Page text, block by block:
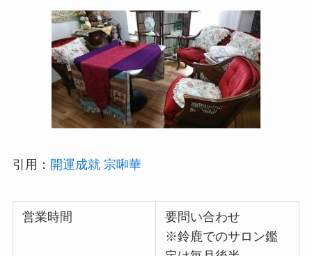
引用： 開運成就 宗啝華
営業時間
要問い合わせ
※鈴鹿でのサロン鑑